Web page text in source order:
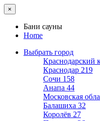
×
Бани сауны
Home
Выбрать город
Краснодарский
Краснодар 219
Сочи 158
Анапа 44
Московская
Балашиха 32
Королёв 27